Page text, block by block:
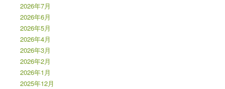
2026年7月
2026年6月
2026年5月
2026年4月
2026年3月
2026年2月
2026年1月
2025年12月